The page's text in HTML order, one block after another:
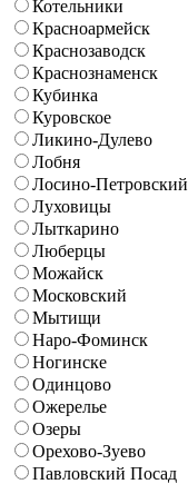
Котельники
Красноармейск
Краснозаводск
Краснознаменск
Кубинка
Куровское
Ликино-Дулево
Лобня
Лосино-Петровский
Луховицы
Лыткарино
Люберцы
Можайск
Московский
Мытищи
Наро-Фоминск
Ногинске
Одинцово
Ожерелье
Озеры
Орехово-Зуево
Павловский Посад